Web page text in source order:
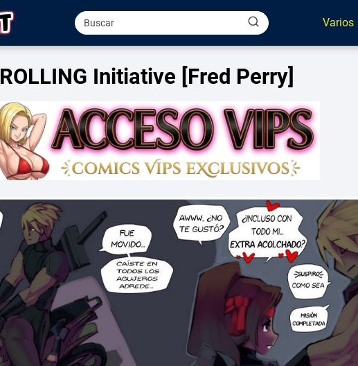
Varios
ROLLING Initiative [Fred Perry]